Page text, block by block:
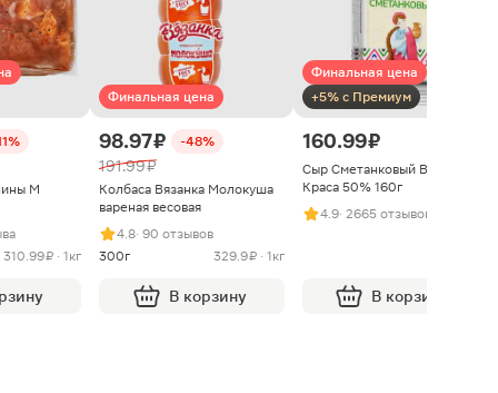
М
310.99 ₽ · 1кг
Финальная цена
98.97 ₽ -48%
191.99 ₽
Колбаса Вязанка Молокуша
вареная весовая
4.8· 90 отзывов
300г
329.9 ₽ · 1кг
В корзину
Финальная цена
+5% с Премиум
160.99 ₽
Сыр Сметанковый Варвара
Краса 50% 160г
4.9· 2665 отзывов
В корзину